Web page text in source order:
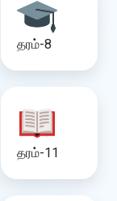
தரம்-8
தரம்-11